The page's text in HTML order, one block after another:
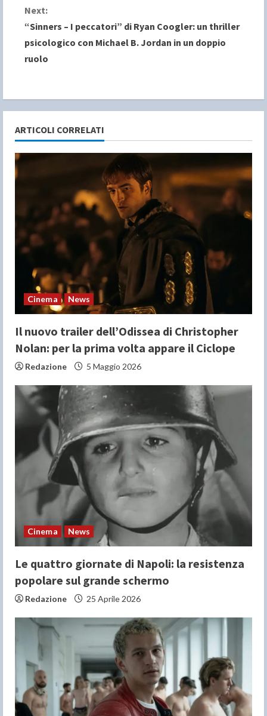
n
t
i
u
e
R
d
i
n
g
Next:
“Sinners – I peccatori” di Ryan Coogler: un thriller
psicologico con Michael B. Jordan in un doppio
ruolo
ARTICOLI CORRELATI
Cinema News
Il nuovo trailer dell’Odissea di Christopher
Nolan: per la prima volta appare il Ciclope
Redazione 5 Maggio 2026
Cinema News
Le quattro giornate di Napoli: la resistenza
popolare sul grande schermo
Redazione 25 Aprile 2026